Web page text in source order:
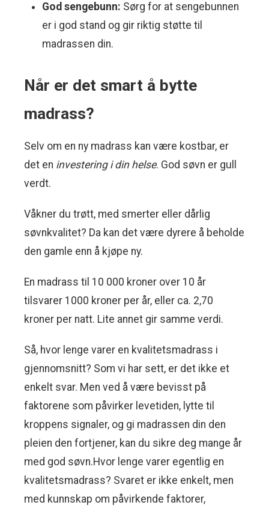
God sengebunn: Sørg for at sengebunnen
er i god stand og gir riktig støtte til
madrassen din.
Når er det smart å bytte
madrass?
Selv om en ny madrass kan være kostbar, er
det en investering i din helse. God søvn er gull
verdt.
Våkner du trøtt, med smerter eller dårlig
søvnkvalitet? Da kan det være dyrere å beholde
den gamle enn å kjøpe ny.
En madrass til 10 000 kroner over 10 år
tilsvarer 1000 kroner per år, eller ca. 2,70
kroner per natt. Lite annet gir samme verdi.
Så, hvor lenge varer en kvalitetsmadrass i
gjennomsnitt? Som vi har sett, er det ikke et
enkelt svar. Men ved å være bevisst på
faktorene som påvirker levetiden, lytte til
kroppens signaler, og gi madrassen din den
pleien den fortjener, kan du sikre deg mange år
med god søvn.Hvor lenge varer egentlig en
kvalitetsmadrass? Svaret er ikke enkelt, men
med kunnskap om påvirkende faktorer,